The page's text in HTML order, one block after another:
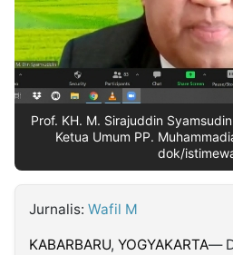
Follow
Kabarbaru
Prof. KH. M. Sirajuddin
Ketua Umum PP.
dok/
Jurnalis: Wafil M
KABARBARU, YOGYAKARTA—